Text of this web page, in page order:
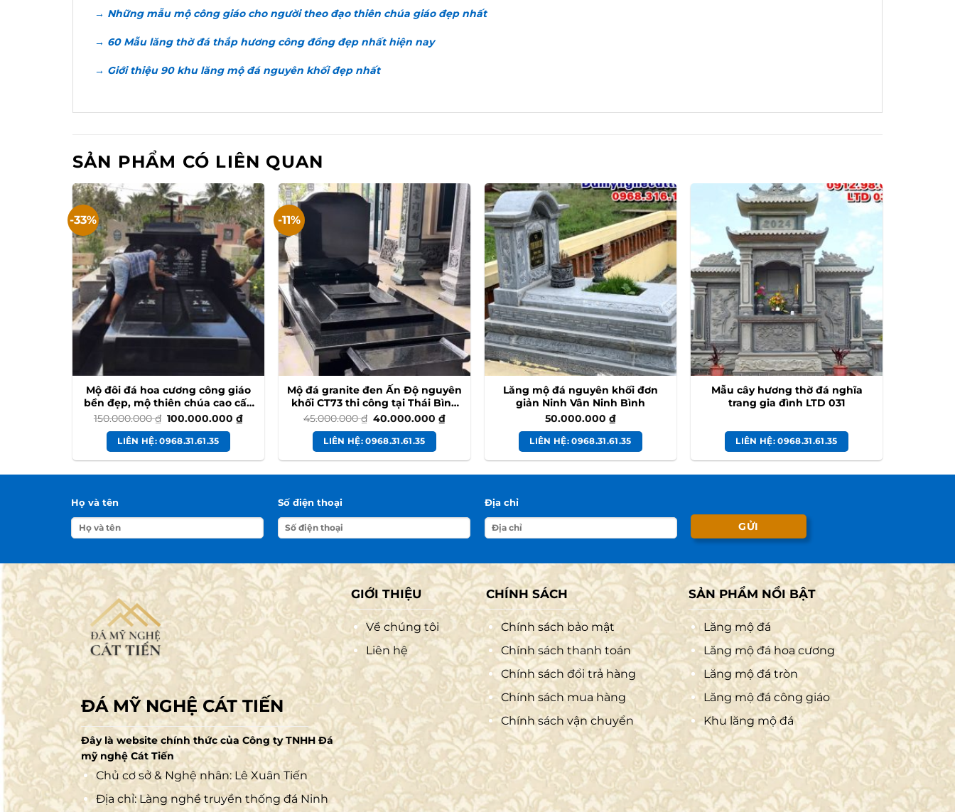
→ Những mẫu mộ công giáo cho người theo đạo thiên chúa giáo đẹp nhất
→ 60 Mẫu lăng thờ đá thắp hương công đồng đẹp nhất hiện nay
→ Giới thiệu 90 khu lăng mộ đá nguyên khối đẹp nhất
SẢN PHẨM CÓ LIÊN QUAN
-33%
Mộ đôi đá hoa cương công giáo
bền đẹp, mộ thiên chúa cao cấp
#modoidahoacuong
150.000.000₫ Giá
là:
150.000.000 ₫.
100.000.000₫Giá
100.000.000 ₫.
LIÊN HỆ: 0968.31.61.35
-11%
Mộ đá granite đen Ấn Độ nguyên
khối CT73 thi công tại Thái Bình
#modadenando
45.000.000₫ Giá
là:
45.000.000 ₫.
40.000.000₫Giá
40.000.000 ₫.
LIÊN HỆ: 0968.31.61.35
Lăng mộ đá nguyên khối đơn
giản Ninh Vân Ninh Bình
50.000.000 ₫
LIÊN HỆ: 0968.31.61.35
Mẫu cây hương thờ đá nghĩa
trang gia đình LTD 031
LIÊN HỆ: 0968.31.61.35
Họ và tên Số điện thoại Địa chỉ
ĐÁ MỸ NGHỆ CÁT TIẾN
Đây là website chính thức của Công ty TNHH Đá
mỹ nghệ Cát Tiến
Chủ cơ sở & Nghệ nhân: Lê Xuân Tiến
Địa chỉ: Làng nghề truyền thống đá Ninh
GIỚI THIỆU
Về chúng tôi
Liên hệ
CHÍNH SÁCH
Chính sách bảo mật
Chính sách thanh toán
Chính sách đổi trả hàng
Chính sách mua hàng
Chính sách vận chuyển
SẢN PHẨM NỔI BẬT
Lăng mộ đá
Lăng mộ đá hoa cương
Lăng mộ đá tròn
Lăng mộ đá công giáo
Khu lăng mộ đá